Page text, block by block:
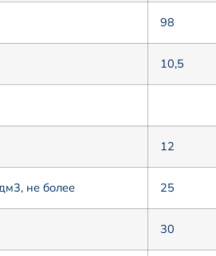
98
10,5
12
не более 25
30